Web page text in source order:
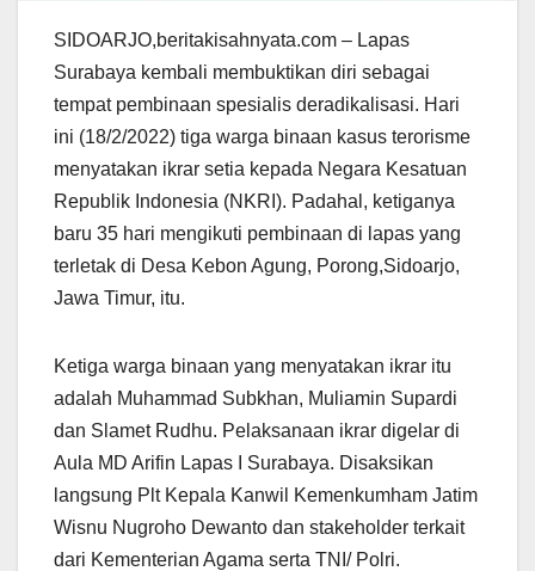
SIDOARJO,beritakisahnyata.com – Lapas
Surabaya kembali membuktikan diri sebagai
tempat pembinaan spesialis deradikalisasi. Hari
ini (18/2/2022) tiga warga binaan kasus terorisme
menyatakan ikrar setia kepada Negara Kesatuan
Republik Indonesia (NKRI). Padahal, ketiganya
baru 35 hari mengikuti pembinaan di lapas yang
terletak di Desa Kebon Agung, Porong,Sidoarjo,
Jawa Timur, itu.
Ketiga warga binaan yang menyatakan ikrar itu
adalah Muhammad Subkhan, Muliamin Supardi
dan Slamet Rudhu. Pelaksanaan ikrar digelar di
Aula MD Arifin Lapas I Surabaya. Disaksikan
langsung Plt Kepala Kanwil Kemenkumham Jatim
Wisnu Nugroho Dewanto dan stakeholder terkait
dari Kementerian Agama serta TNI/ Polri.